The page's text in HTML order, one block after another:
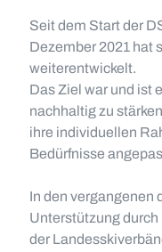
Seit dem Start der
Dezember 2021 hat
weiterentwickelt.
Das Ziel war und ist
nachhaltig zu
ihre individuellen
Bedürfnisse
In den vergangenen
Unterstützung
der